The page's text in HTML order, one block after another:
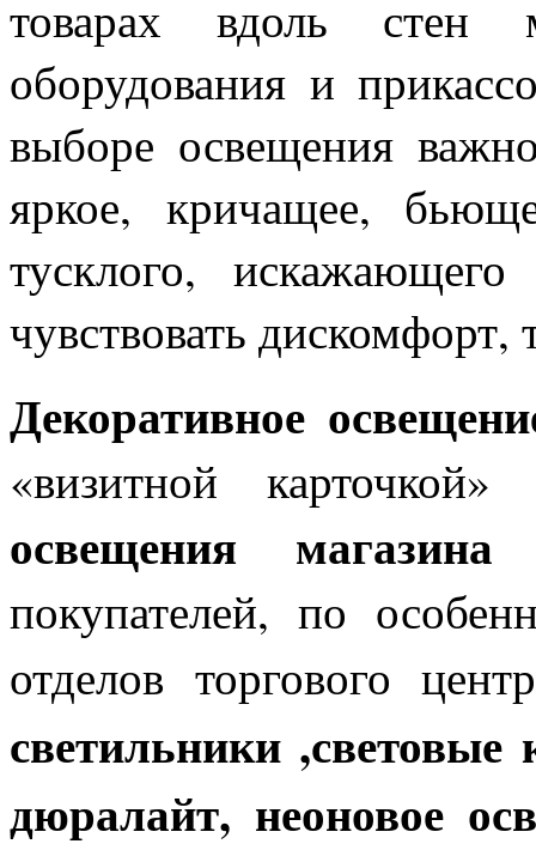
товарах вдоль стен
оборудования и
выборе освещения
яркое, кричащее,
тусклого,
чувствовать дискомфорт,
Декоративное
«визитной
освещения
покупателей, по
отделов торгового
светильники
дюралайт, неоновое